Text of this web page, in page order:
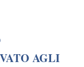
AGLI